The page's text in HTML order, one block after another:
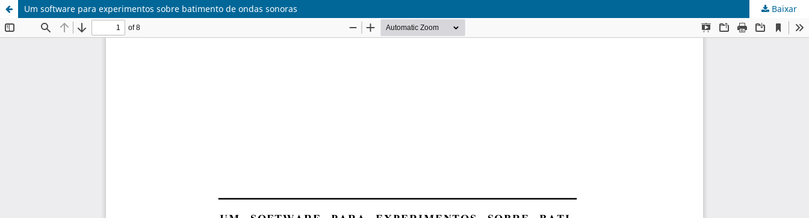
Um software para experimentos sobre batimento de ondas sonoras Baixar